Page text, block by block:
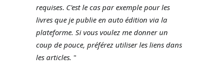
requises. C'est le cas par exemple pour les
livres que je publie en auto édition via la
plateforme. Si vous voulez me donner un
coup de pouce, préférez utiliser les liens dans
les articles. "